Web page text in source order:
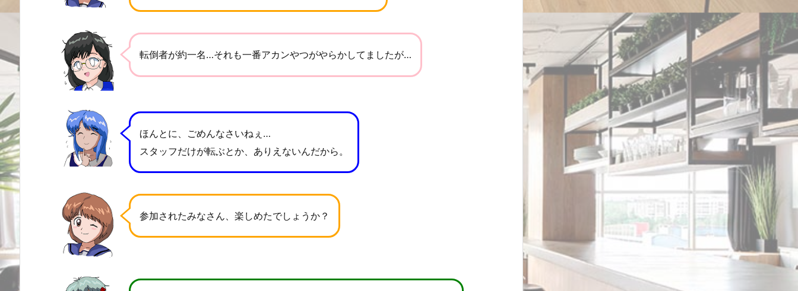
転倒者が約一名…それも一番アカンやつがやらかしてましたが…
ほんとに、ごめんなさいねぇ…
スタッフだけが転ぶとか、ありえないんだから。
参加されたみなさん、楽しめたでしょうか？